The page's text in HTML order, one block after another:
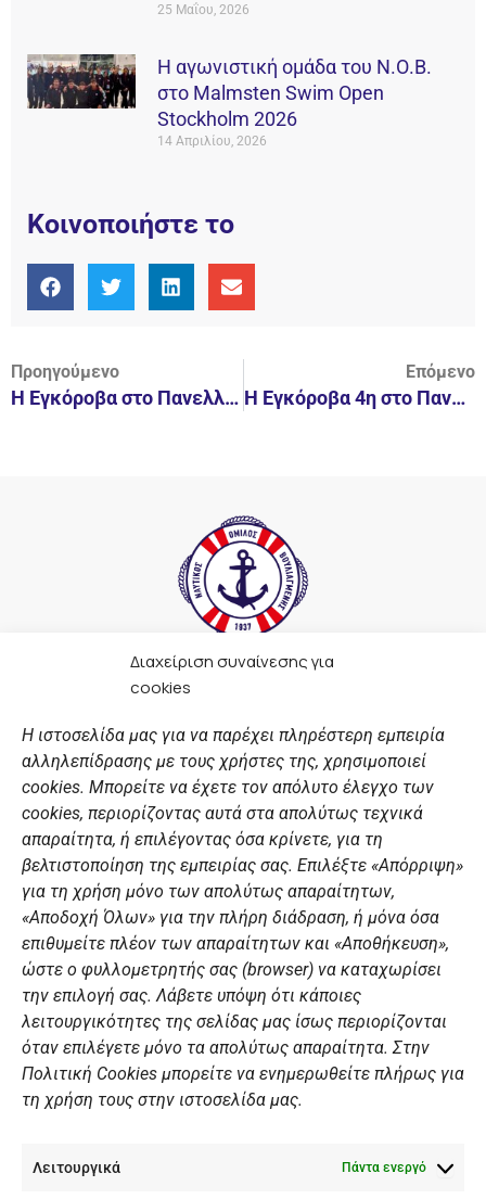
Διαχείριση συναίνεσης για
cookies
Η ιστοσελίδα μας για να παρέχει πληρέστερη εμπειρία
αλληλεπίδρασης με τους χρήστες της, χρησιμοποιεί
cookies. Μπορείτε να έχετε τον απόλυτο έλεγχο των
cookies, περιορίζοντας αυτά στα απολύτως τεχνικά
απαραίτητα, ή επιλέγοντας όσα κρίνετε, για τη
βελτιστοποίηση της εμπειρίας σας. Επιλέξτε «Απόρριψη»
για τη χρήση μόνο των απολύτως απαραίτητων,
«Αποδοχή Όλων» για την πλήρη διάδραση, ή μόνα όσα
επιθυμείτε πλέον των απαραίτητων και «Αποθήκευση»,
ώστε ο φυλλομετρητής σας (browser) να καταχωρίσει
την επιλογή σας. Λάβετε υπόψη ότι κάποιες
λειτουργικότητες της σελίδας μας ίσως περιορίζονται
όταν επιλέγετε μόνο τα απολύτως απαραίτητα. Στην
Πολιτική Cookies μπορείτε να ενημερωθείτε πλήρως για
τη χρήση τους στην ιστοσελίδα μας.
Λειτουργικά Πάντα ενεργό
25 Μαΐου, 2026
Η αγωνιστική ομάδα του Ν.Ο.Β.
στο Malmsten Swim Open
Stockholm 2026
14 Απριλίου, 2026
Κοινοποιήστε το
Προηγούμενο
Η Εγκόροβα στο Πανελλήνιο Ανοικτής Θάλασσας
Επόμενο
Η Εγκόροβα 4η στο Πανελλήνιο Γυναικών!
F
a
e
b
o
o
k
t
a
g
r
a
m
t
u
b
e
n
k
e
d
i
n
ΣΎΝΔΕΣΜΟΙ
Αθλητικές σχολές
Διάπλους
Χορηγοί
Summer Camp
ΠΡΟΣΩΠΙΚΑ ΔΕΔΟΜΕΝΑ
Πολιτική Ιστοσελίδας
Πολιτική Cookies Iστοσελίδας
Γενική Πολιτική ΝΟΒ
Ενημέρωση Summer Camp